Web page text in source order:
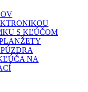
S KĽÚČOM
NA